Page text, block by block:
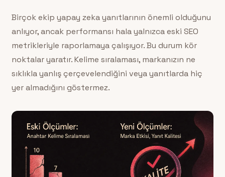
Birçok ekip yapay zeka yanıtlarının önemli olduğunu
anlıyor, ancak performansı hala yalnızca eski SEO
metrikleriyle raporlamaya çalışıyor. Bu durum kör
noktalar yaratır. Kelime sıralaması, markanızın ne
sıklıkla yanlış çerçevelendiğini veya yanıtlarda hiç
yer almadığını göstermez.